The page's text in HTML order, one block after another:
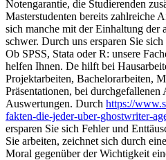
Notengarantie, die Studierenden
Masterstudenten bereits zahlreiche
sich manche mit der Einhaltung der
schwer. Durch uns ersparen Sie
Ob SPSS, Stata oder R: unsere
helfen Ihnen. De hilft bei
Projektarbeiten, Bachelorarbeiten,
Präsentationen, bei
Auswertungen. Durch https://
fakten-die-jeder-uber-ghostwriter-
ersparen Sie sich Fehler und
Sie arbeiten, zeichnet sich durch
Moral gegenüber der Wichtigkeit